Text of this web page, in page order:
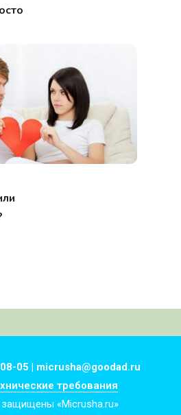
05 | micrusha@goodad.ru
требования
«Micrusha.ru»